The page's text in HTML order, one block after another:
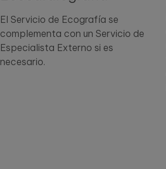
El Servicio de Ecografía se
complementa con un Servicio de
Especialista Externo si es
necesario.